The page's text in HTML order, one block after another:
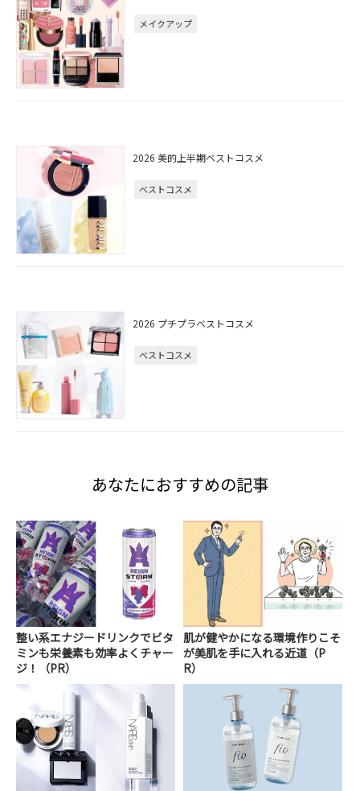
メイクアップ
2026 美的上半期ベストコスメ
ベストコスメ
2026 プチプラベストコスメ
ベストコスメ
あなたにおすすめの記事
整い系エナジードリンクでビタ
ミンも栄養素も効率よくチャー
ジ！（PR）
肌が健やかになる環境作りこそ
が美肌を手に入れる近道（P
R）